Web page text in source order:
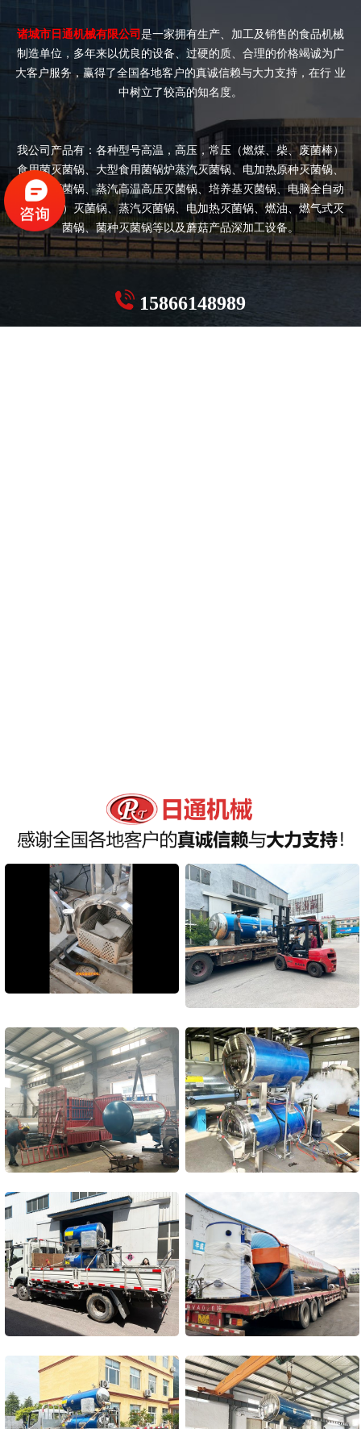
诸城市日通机械有限公司 是一家拥有生产、加工及销售的食品机械
制造单位，多年来以优良的设备、过硬的质、合理的价格竭诚为广
大客户服务，赢得了全国各地客户的真诚信赖与大力支持，在行 业
中树立了较高的知名度。
我公司产品有：各种型号高温，高压，常压（燃煤、柴、废菌棒）
食用菌灭菌锅、大型食用菌锅炉蒸汽灭菌锅、电加热原种灭菌锅、
双开门灭菌锅、蒸汽高温高压灭菌锅、培养基灭菌锅、电脑全自动
（半自动）灭菌锅、蒸汽灭菌锅、电加热灭菌锅、燃油、燃气式灭
菌锅、菌种灭菌锅等以及蘑菇产品深加工设备。
15866148989